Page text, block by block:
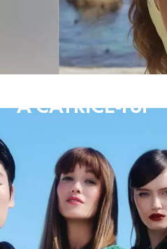
A CATRICE-ről